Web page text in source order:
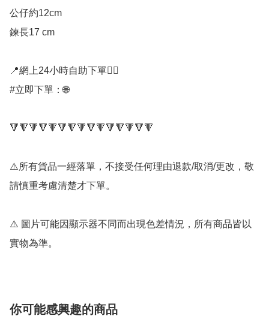
公仔約12cm
鍊長17 cm
📍網上24小時自助下單👍🏻
#立即下單：🌐
🔻🔻🔻🔻🔻🔻🔻🔻🔻🔻🔻🔻🔻🔻🔻
⚠️所有貨品一經落單，不接受任何理由退款/取消/更改，敬
請慎重考慮清楚才下單。
⚠️ 圖片可能因顯示器不同而出現色差情況，所有商品皆以
實物為準。
你可能感興趣的商品